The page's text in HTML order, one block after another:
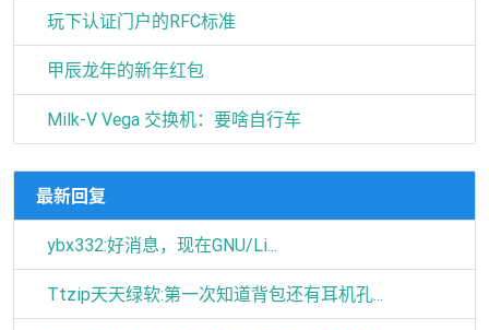
玩下认证门户的RFC标准
甲辰龙年的新年红包
Milk-V Vega 交换机：要啥自行车
最新回复
ybx332:好消息，现在GNU/Li...
Ttzip天天绿软:第一次知道背包还有耳机孔...